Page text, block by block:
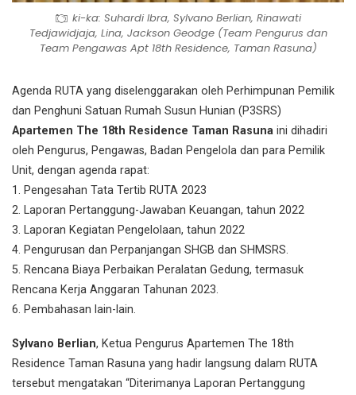
ki-ka: Suhardi Ibra, Sylvano Berlian, Rinawati
Tedjawidjaja, Lina, Jackson Geodge (Team Pengurus dan
Team Pengawas Apt 18th Residence, Taman Rasuna)
Agenda RUTA yang diselenggarakan oleh Perhimpunan Pemilik
dan Penghuni Satuan Rumah Susun Hunian (P3SRS)
Apartemen The 18th Residence Taman Rasuna ini dihadiri
oleh Pengurus, Pengawas, Badan Pengelola dan para Pemilik
Unit, dengan agenda rapat:
1. Pengesahan Tata Tertib RUTA 2023
2. Laporan Pertanggung-Jawaban Keuangan, tahun 2022
3. Laporan Kegiatan Pengelolaan, tahun 2022
4. Pengurusan dan Perpanjangan SHGB dan SHMSRS.
5. Rencana Biaya Perbaikan Peralatan Gedung, termasuk
Rencana Kerja Anggaran Tahunan 2023.
6. Pembahasan lain-lain.
Sylvano Berlian, Ketua Pengurus Apartemen The 18th
Residence Taman Rasuna yang hadir langsung dalam RUTA
tersebut mengatakan “Diterimanya Laporan Pertanggung